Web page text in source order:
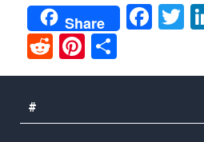
Share
RedditPinterest
#